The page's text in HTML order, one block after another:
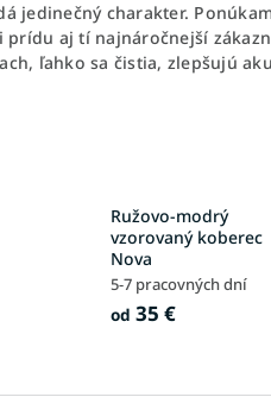
jedinečný charakter.
prídu aj tí najnáročnejší
ľahko sa čistia, zlepšujú
Ružovo-modrý
vzorovaný koberec
Nova
5-7 pracovných dní
od 35 €